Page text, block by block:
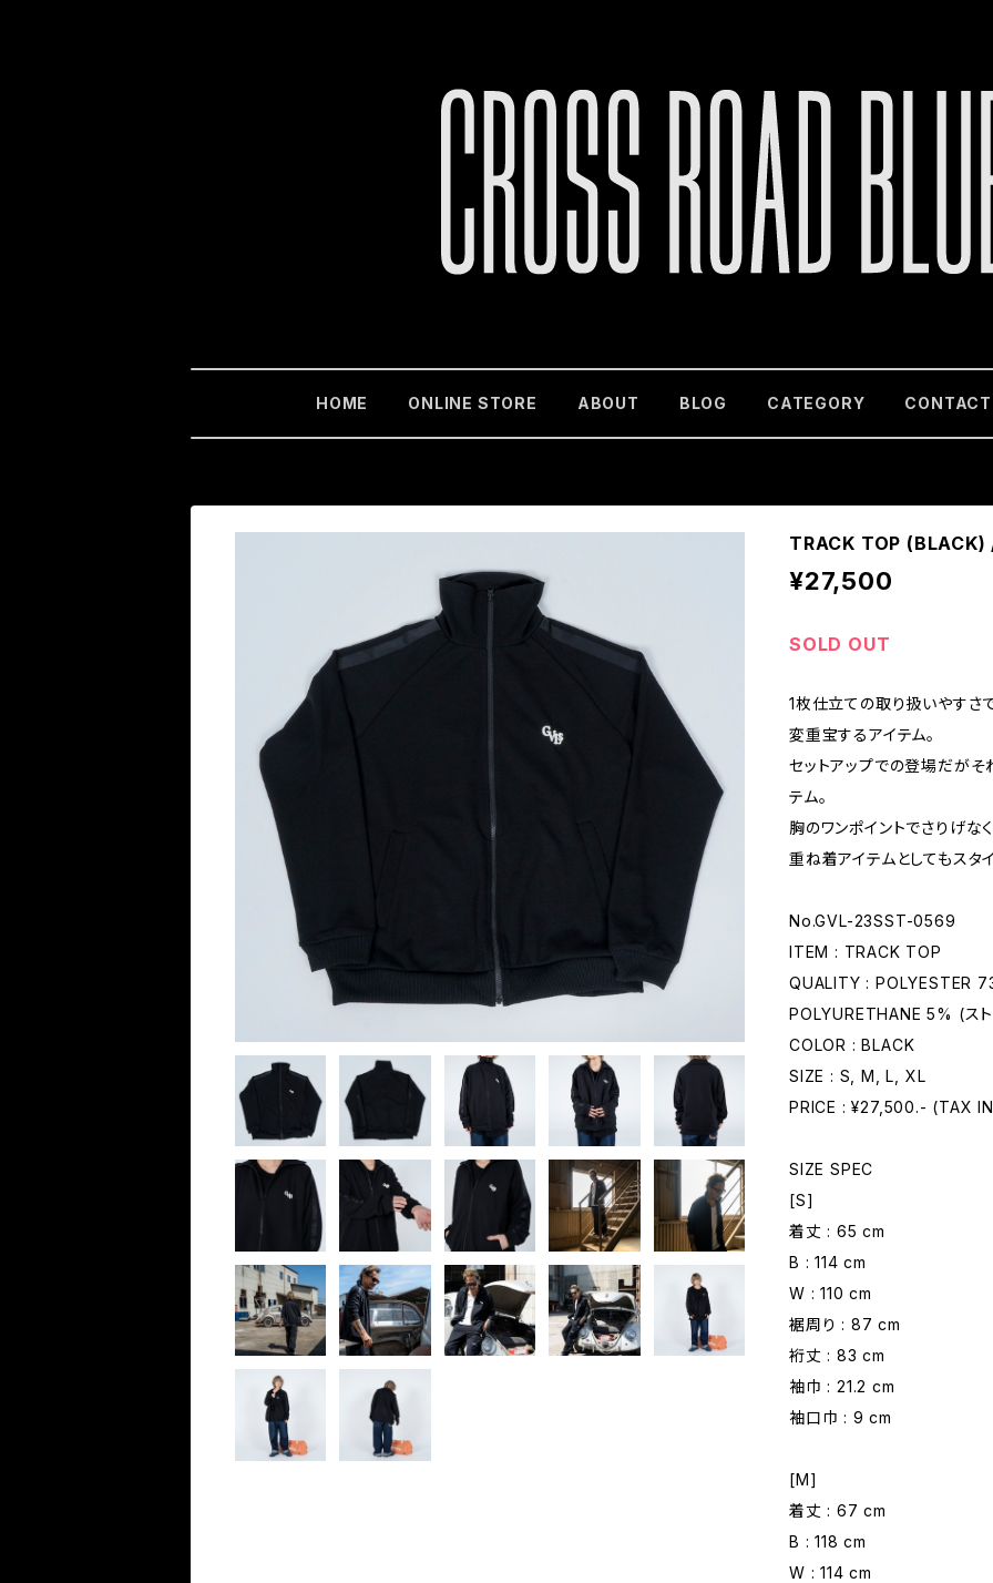
HOME ONLINE STORE ABOUT BLOG CATEGORY CONTACT
TRACK TOP (BLACK)
¥27,500
SOLD OUT
1枚仕立ての取り扱いやすさ
変重宝するアイテム。
セットアップでの登場だが
テム。
胸のワンポイントでさりげな
重ね着アイテムとしてもスタ
No.GVL-23SST-0569
ITEM : TRACK TOP
QUALITY : POLYESTER
POLYURETHANE 5% (スト
COLOR : BLACK
SIZE : S, M, L, XL
PRICE : ¥27,500.- (TAX
SIZE SPEC
[S]
着丈 : 65 cm
B : 114 cm
W : 110 cm
裾周り : 87 cm
裄丈 : 83 cm
袖巾 : 21.2 cm
袖口巾 : 9 cm
[M]
着丈 : 67 cm
B : 118 cm
W : 114 cm